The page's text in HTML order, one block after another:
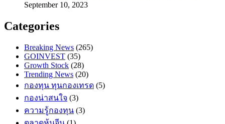
September 10, 2023
Categories
Breaking News (265)
GOINVEST (35)
Growth Stock (28)
Trending News (20)
กองทุน ทุนกองเทรด (5)
กองน่าสนใจ (3)
ความรู้กองทุน (3)